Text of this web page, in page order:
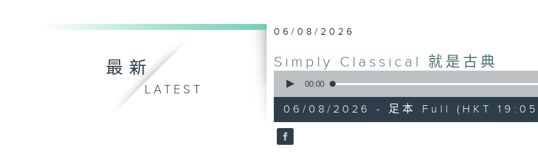
最新
LATEST
06/08/2026
Simply Classical 就是古典
seconds
55
minutes,
0
seconds
90%
00:00
06/08/2026 - 足本 Full (HKT